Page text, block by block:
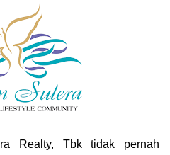
Realty, Tbk tidak pernah